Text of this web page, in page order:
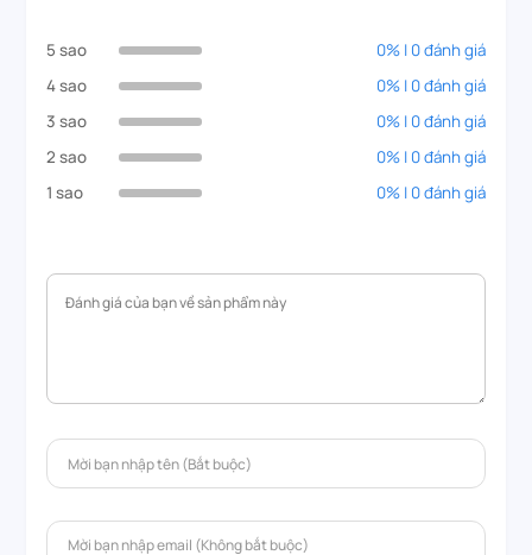
5 sao
0% | 0 đánh giá
4 sao
0% | 0 đánh giá
3 sao
0% | 0 đánh giá
2 sao
0% | 0 đánh giá
1 sao
0% | 0 đánh giá